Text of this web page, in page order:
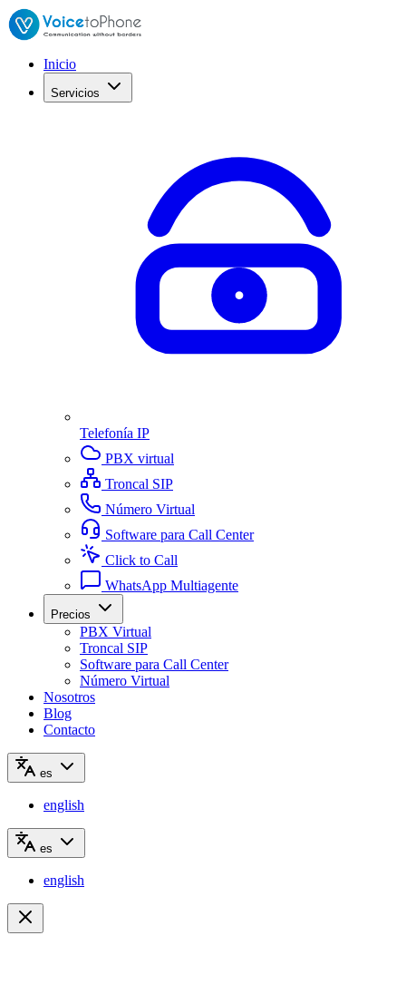
Inicio
Servicios
Telefonía IP
PBX virtual
Troncal SIP
Número Virtual
Software para Call Center
Click to Call
WhatsApp Multiagente
Precios
PBX Virtual
Troncal SIP
Software para Call Center
Número Virtual
Nosotros
Blog
Contacto
es
english
es
english